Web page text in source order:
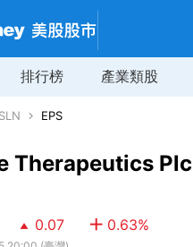
排行榜 產業類股
SLN EPS
Therapeutics Plc
0.07 0.63%